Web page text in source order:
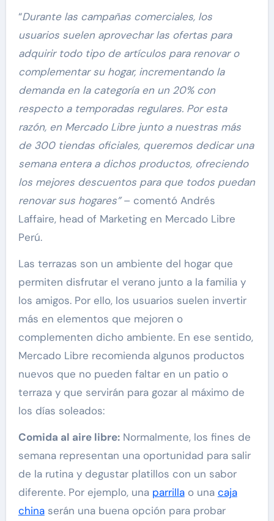
“Durante las campañas comerciales, los
usuarios suelen aprovechar las ofertas para
adquirir todo tipo de artículos para renovar o
complementar su hogar, incrementando la
demanda en la categoría en un 20% con
respecto a temporadas regulares.Por esta
razón, en Mercado Libre junto a nuestras más
de 300 tiendas oficiales, queremos dedicar una
semana entera a dichos productos, ofreciendo
los mejores descuentos para que todos puedan
renovar sus hogares”– comentó Andrés
Laffaire, head of Marketing en Mercado Libre
Perú.
Las terrazas son un ambiente del hogar que
permiten disfrutar el verano junto a la familia y
los amigos. Por ello, los usuarios suelen invertir
más en elementos que mejoren o
complementen dicho ambiente. En ese sentido,
Mercado Libre recomienda algunos productos
nuevos que no pueden faltar en un patio o
terraza y que servirán para gozar al máximo de
los días soleados:
Comida al aire libre:Normalmente, los fines de
semana representan una oportunidad para salir
de la rutina y degustar platillos con un sabor
diferente. Por ejemplo, una parrillao una caja
chinaserán una buena opción para probar